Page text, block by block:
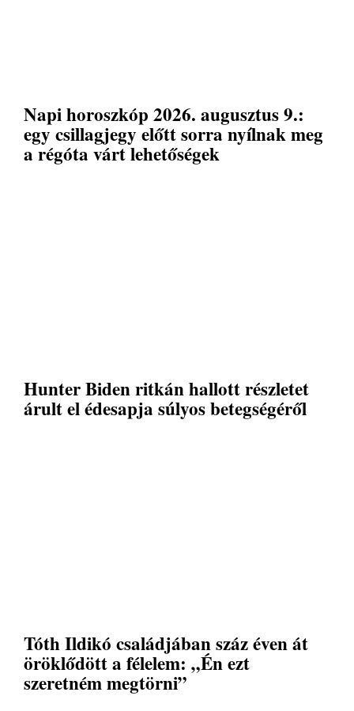
Napi horoszkóp 2026. augusztus 9.:
egy csillagjegy előtt sorra nyílnak meg
a régóta várt lehetőségek
Hunter Biden ritkán hallott részletet
árult el édesapja súlyos betegségéről
Tóth Ildikó családjában száz éven át
öröklődött a félelem: „Én ezt
szeretném megtörni”